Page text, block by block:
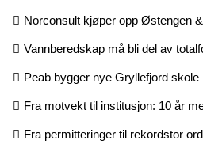
Norconsult kjøper opp Østengen
Vannberedskap må bli del av
Peab bygger nye Gryllefjord skole
Fra motvekt til institusjon: 10 år
Fra permitteringer til rekordstor